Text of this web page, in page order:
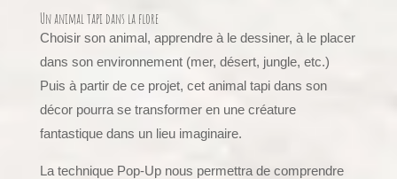
Un animal tapi dans la flore
Choisir son animal, apprendre à le dessiner, à le placer
dans son environnement (mer, désert, jungle, etc.)
Puis à partir de ce projet, cet animal tapi dans son
décor pourra se transformer en une créature
fantastique dans un lieu imaginaire.
La technique Pop-Up nous permettra de comprendre